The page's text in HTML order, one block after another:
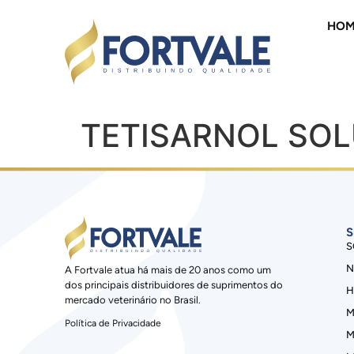
TETISARNOL
A Fortvale atua há mais de 20 anos como um
dos principais distribuidores de suprimentos do
mercado veterinário no Brasil.
Política de Privacidade